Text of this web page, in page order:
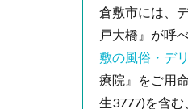
倉敷市には、
戸大橋』が呼
敷の風俗・デ
療院』をご用
生3777)を含